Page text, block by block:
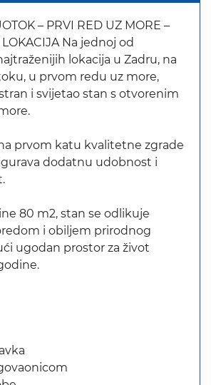
– PRVI RED UZ MORE –
LOKACIJA Na jednoj od
lokacija u Zadru, na
u prvom redu uz more,
i svijetao stan s otvorenim
prvom katu kvalitetne zgrade
dodatnu udobnost i
80 m2, stan se odlikuje
i obiljem prirodnog
ugodan prostor za život